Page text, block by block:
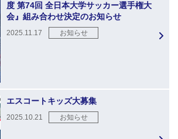
度 第74回 全日本大学サッカー選手権大
会』組み合わせ決定のお知らせ
2025.11.17 お知らせ
エスコートキッズ大募集
2025.10.21 お知らせ